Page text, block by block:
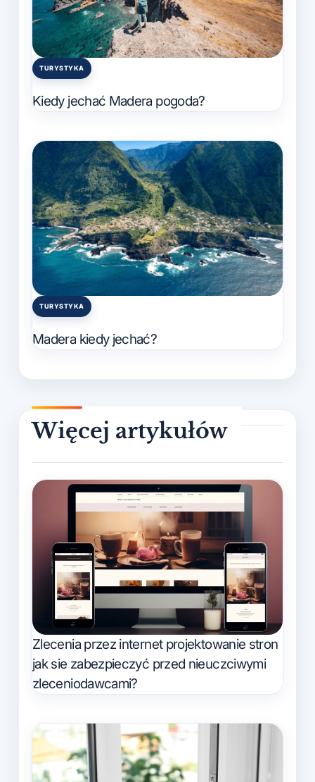
Posted
TURYSTYKA
Kiedy jechać Madera pogoda?
Posted
TURYSTYKA
Madera kiedy jechać?
Zlecenia przez internet projektowanie stron
jak sie zabezpieczyć przed nieuczciwymi
zleceniodawcami?